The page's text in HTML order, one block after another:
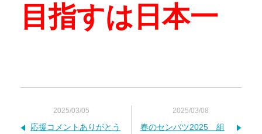
目指すは日本一
2025/03/05
応援コメントありがとう
2025/03/08
春のセンバツ2025 組